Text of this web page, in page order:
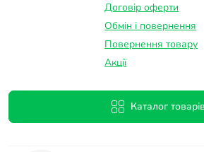
Договір оферти
Обмін і повернення
Повернення товару
Акції
Каталог товарів